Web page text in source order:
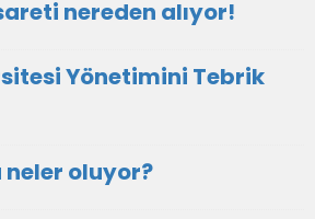
nereden alıyor!
Yönetimini Tebrik
neler oluyor?